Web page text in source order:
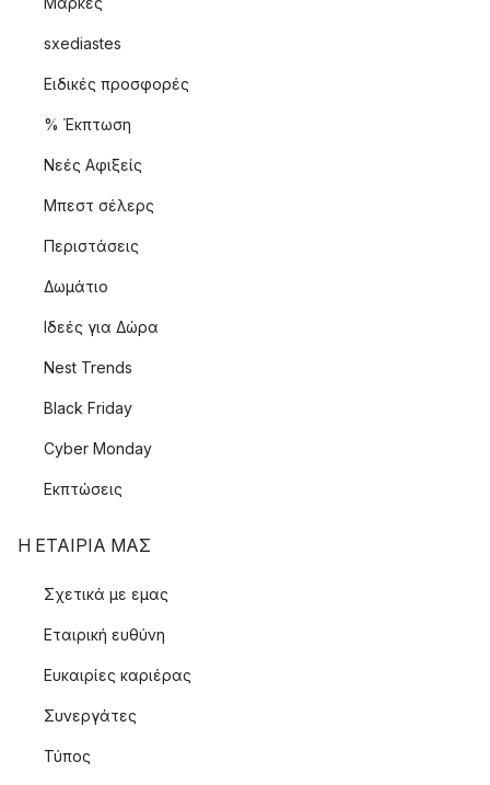
sxediastes
Ειδικές προσφορές
% Έκπτωση
Νεές Αφιξείς
Μπεστ σέλερς
Περιστάσεις
Δωμάτιο
Ιδεές για Δώρα
Nest Trends
Black Friday
Cyber Monday
Εκπτώσεις
Η ΕΤΑΊΡΙΑ ΜΑΣ
Σχετικά με εμας
Εταιρική ευθύνη
Ευκαιρίες καριέρας
Συνεργάτες
Τύπος